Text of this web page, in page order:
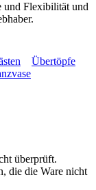
und Flexibilität und
Übertöpfe
überprüft.
die die Ware nicht